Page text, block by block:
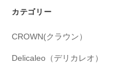
カテゴリー
CROWN(クラウン）
Delicaleo（デリカレオ）